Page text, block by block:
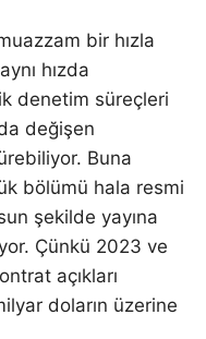
bir hızla
hızda
denetim süreçleri
değişen
Buna
bölümü hala resmi
şekilde yayına
Çünkü 2023 ve
açıkları
doların üzerine